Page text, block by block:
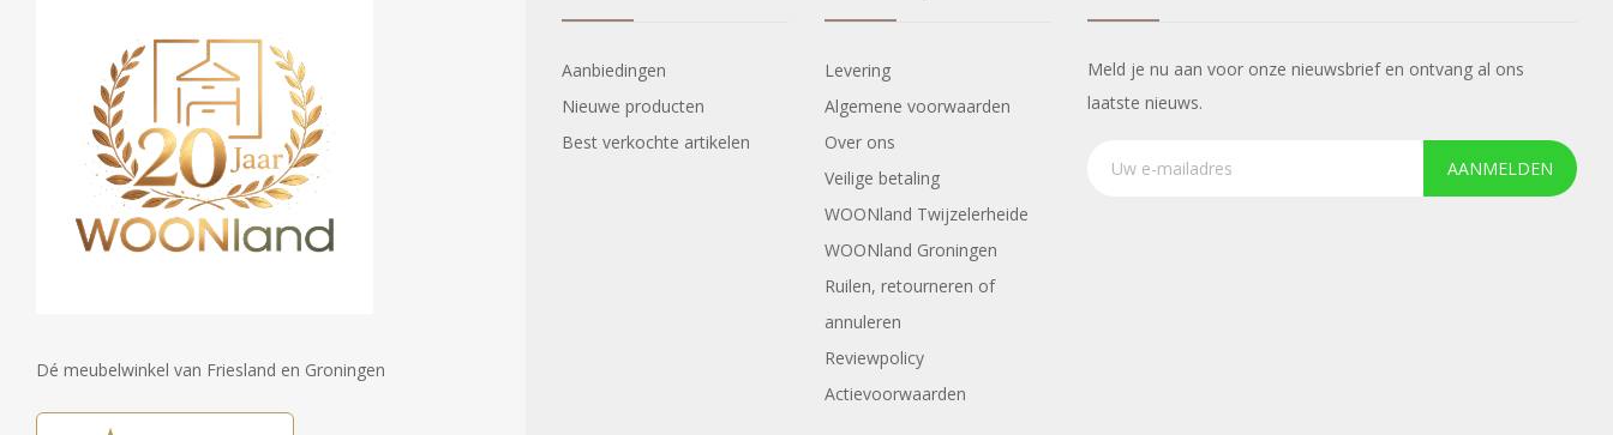
Dé meubelwinkel van Friesland en Groningen
Aanbiedingen
Nieuwe producten
Best verkochte artikelen
Levering
Algemene voorwaarden
Over ons
Veilige betaling
WOONland Twijzelerheide
WOONland Groningen
Ruilen, retourneren of
annuleren
Reviewpolicy
Actievoorwaarden
Meld je nu aan voor onze nieuwsbrief en ontvang al ons
laatste nieuws.
AANMELDEN